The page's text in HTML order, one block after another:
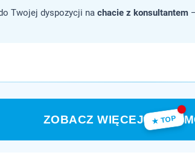
Twojej dyspozycji na chacie z konsultantem
ZOBACZ WIĘCEJ ★ TOP